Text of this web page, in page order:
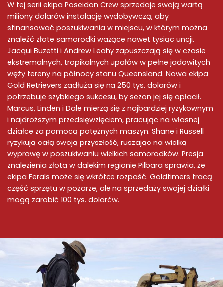
W tej serii ekipa Poseidon Crew sprzedaje swoją wartą
miliony dolarów instalację wydobywczą, aby
sfinansować poszukiwania w miejscu, w którym można
znaleźć złote samorodki ważące nawet tysiąc uncji.
Jacqui Buzetti i Andrew Leahy zapuszczają się w czasie
ekstremalnych, tropikalnych upałów w pełne jadowitych
węży tereny na północy stanu Queensland. Nowa ekipa
Gold Retrievers zadłuża się na 250 tys. dolarów i
potrzebuje szybkiego sukcesu, by sezon jej się opłacił.
Marcus, Linden i Dale mierzą się z najbardziej ryzykownym
i najdroższym przedsięwzięciem, pracując na własnej
działce za pomocą potężnych maszyn. Shane i Russell
ryzykują całą swoją przyszłość, ruszając na wielką
wyprawę w poszukiwaniu wielkich samorodków. Presja
znalezienia złota w dalekim regionie Pilbara sprawia, że
ekipa Ferals może się wkrótce rozpaść. Goldtimers tracą
część sprzętu w pożarze, ale na sprzedaży swojej działki
mogą zarobić 100 tys. dolarów.